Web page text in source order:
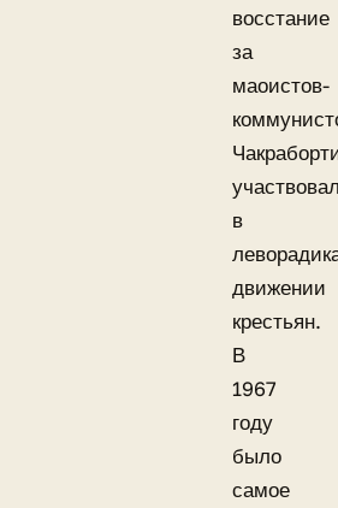
восстание
за
маоистов-
в
движении
крестьян.
В
1967
году
было
самое